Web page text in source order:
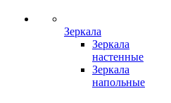
Зеркала
Зеркала
настенные
Зеркала
напольные